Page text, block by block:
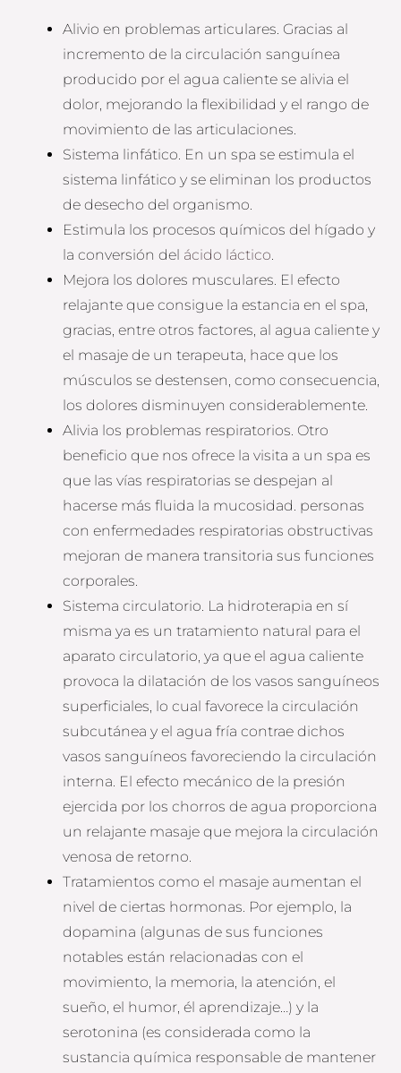
Alivio en problemas articulares. Gracias al
incremento de la circulación sanguínea
producido por el agua caliente se alivia el
dolor, mejorando la flexibilidad y el rango de
movimiento de las articulaciones.
Sistema linfático. En un spa se estimula el
sistema linfático y se eliminan los productos
de desecho del organismo.
Estimula los procesos químicos del hígado y
la conversión del ácido láctico.
Mejora los dolores musculares. El efecto
relajante que consigue la estancia en el spa,
gracias, entre otros factores, al agua caliente y
el masaje de un terapeuta, hace que los
músculos se destensen, como consecuencia,
los dolores disminuyen considerablemente.
Alivia los problemas respiratorios. Otro
beneficio que nos ofrece la visita a un spa es
que las vías respiratorias se despejan al
hacerse más fluida la mucosidad. personas
con enfermedades respiratorias obstructivas
mejoran de manera transitoria sus funciones
corporales.
Sistema circulatorio. La hidroterapia en sí
misma ya es un tratamiento natural para el
aparato circulatorio, ya que el agua caliente
provoca la dilatación de los vasos sanguíneos
superficiales, lo cual favorece la circulación
subcutánea y el agua fría contrae dichos
vasos sanguíneos favoreciendo la circulación
interna. El efecto mecánico de la presión
ejercida por los chorros de agua proporciona
un relajante masaje que mejora la circulación
venosa de retorno.
Tratamientos como el masaje aumentan el
nivel de ciertas hormonas. Por ejemplo, la
dopamina (algunas de sus funciones
notables están relacionadas con el
movimiento, la memoria, la atención, el
sueño, el humor, él aprendizaje…) y la
serotonina (es considerada como la
sustancia química responsable de mantener